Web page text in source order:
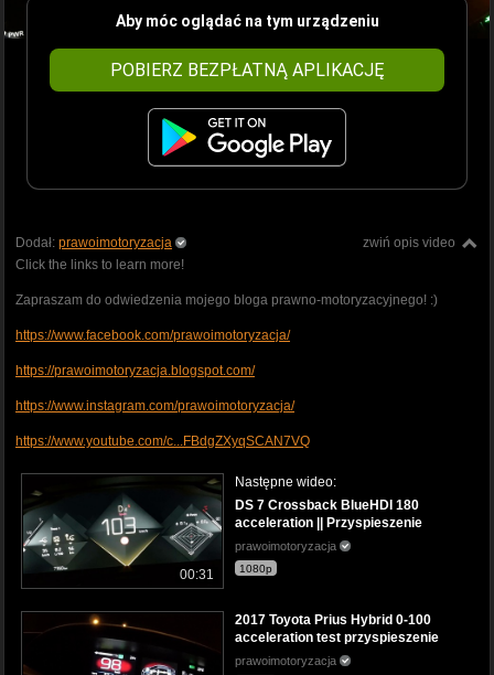
Aby móc oglądać na tym urządzeniu
POBIERZ BEZPŁATNĄ APLIKACJĘ
zwiń opis video
Dodał: prawoimotoryzacja
Click the links to learn more!
Zapraszam do odwiedzenia mojego bloga prawno-motoryzacyjnego! :)
https://www.facebook.com/prawoimotoryzacja/
https://prawoimotoryzacja.blogspot.com/
https://www.instagram.com/prawoimotoryzacja/
https://www.youtube.com/c...FBdgZXyqSCAN7VQ
00:31
Następne wideo:
DS 7 Crossback BlueHDI 180
acceleration || Przyspieszenie
prawoimotoryzacja
1080p
2017 Toyota Prius Hybrid 0-100
acceleration test przyspieszenie
prawoimotoryzacja